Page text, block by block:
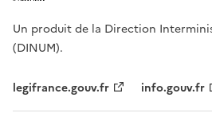
Un produit de la Direction
(DINUM).
legifrance.gouv.fr info.gouv.fr